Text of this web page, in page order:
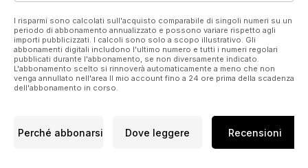
I risparmi sono calcolati sull'acquisto comparabile di singoli numeri su un
periodo di abbonamento annualizzato e possono variare rispetto agli
importi pubblicizzati. I calcoli sono solo a scopo illustrativo. Gli
abbonamenti digitali includono l'ultimo numero e tutti i numeri regolari
pubblicati durante l'abbonamento, se non diversamente indicato.
L'abbonamento scelto si rinnoverà automaticamente a meno che non
venga annullato nell'area Il mio account fino a 24 ore prima della scadenza
dell'abbonamento in corso.
Perché abbonarsi Dove leggere Recensioni